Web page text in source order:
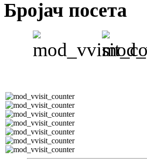
Бројач посета